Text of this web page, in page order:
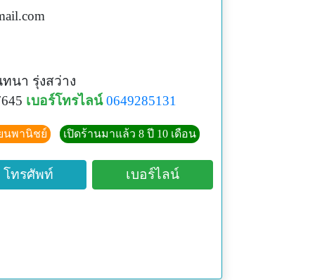
นา รุ่งสว่าง
เบอร์โทรไลน์ 0649285131
นพานิชย์ เปิดร้านมาแล้ว 8 ปี 10 เดือน
โทรศัพท์ เบอร์ไลน์